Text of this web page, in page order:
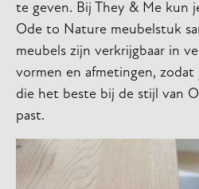
te geven. Bij They & Me kun
Ode to Nature meubelstuk
meubels zijn verkrijgbaar in
vormen en afmetingen,
die het beste bij de stijl van
past.